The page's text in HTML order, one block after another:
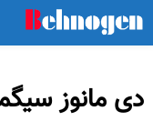
دی مانوز